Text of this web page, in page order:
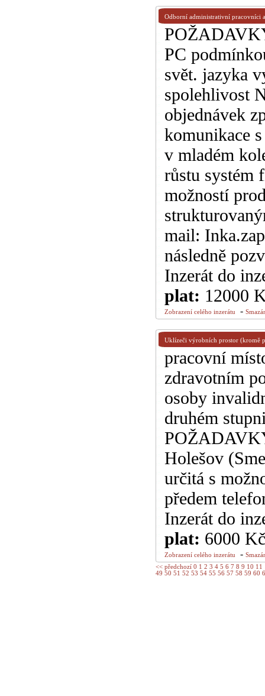
Odborní administrativní pracovníci
PC
svět. jazyka
spolehlivost
objednávek
komunikace
v mladém
růstu systém
možností
mail:
následně
Inzerát do
plat: 12000
Zobrazení celého inzerátu -
Uklízeči výrobních prostor (kromě
pracovní
zdravotním
osoby
druhém
Holešov
určitá s
předem
Inzerát do
plat: 6000 Kč
Zobrazení celého inzerátu -
<< předchozí 0 1 2 3 4 5 6 7 8 9 10 11
49 50 51 52 53 54 55 56 57 58 59 60